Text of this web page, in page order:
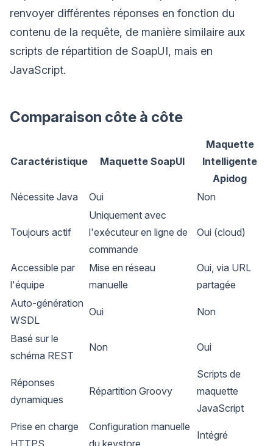
renvoyer différentes réponses en fonction du
contenu de la requête, de manière similaire aux
scripts de répartition de SoapUI, mais en
JavaScript.
Comparaison côte à côte
Caractéristique Maquette SoapUI
Maquette
Intelligente
Apidog
Nécessite Java
Oui Non
Toujours actif
Uniquement avec
l'exécuteur en ligne de
commande
Oui (cloud)
Accessible par
l'équipe
Mise en réseau
manuelle
Oui, via URL
partagée
Auto-génération
WSDL
Oui Non
Basé sur le
schéma REST
Non Oui
Réponses
dynamiques
Répartition Groovy
Scripts de
maquette
JavaScript
Prise en charge
HTTPS
Configuration manuelle
du keystore
Intégré